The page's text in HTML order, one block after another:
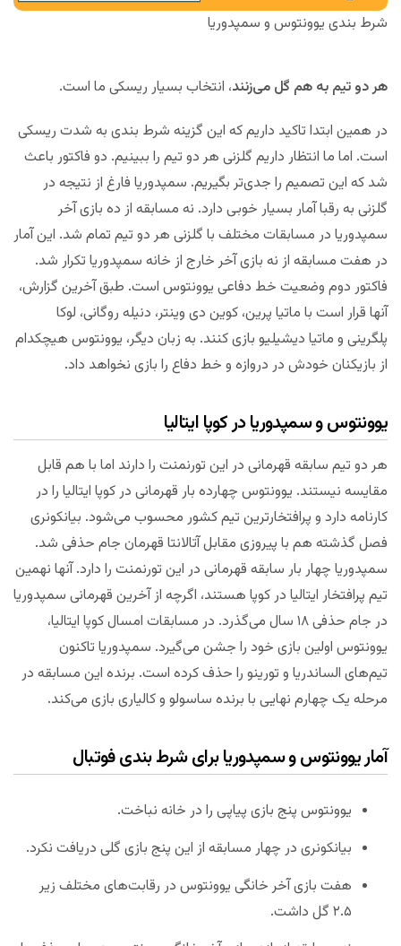
شرط بندی یوونتوس و سمپدوریا
هر دو تیم به هم گل می‌زنند، انتخاب بسیار ریسکی ما است.
در همین ابتدا تاکید داریم که این گزینه شرط بندی به شدت ریسکی
است. اما ما انتظار داریم گلزنی هر دو تیم را ببینیم. دو فاکتور باعث
شد که این تصمیم را جدی‌تر بگیریم. سمپدوریا فارغ از نتیجه در
گلزنی به رقبا آمار بسیار خوبی دارد. نه مسابقه از ده بازی آخر
سمپدوریا در مسابقات مختلف با گلزنی هر دو تیم تمام شد. این آمار
در هفت مسابقه از نه بازی آخر خارج از خانه سمپدوریا تکرار شد.
فاکتور دوم وضعیت خط دفاعی یوونتوس است. طبق آخرین گزارش،
آنها قرار است با ماتیا پرین، کوین دی وینتر، دنیله روگانی، لوکا
پلگرینی و ماتیا دیشیلیو بازی کنند. به زبان دیگر، یوونتوس هیچکدام
از بازیکنان خودش در دروازه و خط دفاع را بازی نخواهد داد.
یوونتوس و سمپدوریا در کوپا ایتالیا
هر دو تیم سابقه قهرمانی در این تورنمنت را دارند اما با هم قابل
مقایسه نیستند. یوونتوس چهارده بار قهرمانی در کوپا ایتالیا را در
کارنامه دارد و پرافتخارترین تیم کشور محسوب می‌شود. بیانکونری
فصل گذشته هم با پیروزی مقابل آتالانتا قهرمان جام حذفی شد.
سمپدوریا چهار بار سابقه قهرمانی در این تورنمنت را دارد. آنها نهمین
تیم پرافتخار ایتالیا در کوپا هستند، اگرچه از آخرین قهرمانی سمپدوریا
در جام حذفی ۱۸ سال می‌گذرد. در مسابقات امسال کوپا ایتالیا،
یوونتوس اولین بازی خود را جشن می‌گیرد. سمپدوریا تاکنون
تیم‌های الساندریا و تورینو را حذف کرده است. برنده این مسابقه در
مرحله یک چهارم نهایی با برنده ساسولو و کالیاری بازی می‌کند.
آمار یوونتوس و سمپدوریا برای شرط بندی فوتبال
یوونتوس پنج بازی پیاپی را در خانه نباخت.
بیانکونری در چهار مسابقه از این پنج بازی گلی دریافت نکرد.
هفت بازی آخر خانگی یوونتوس در رقابت‌های مختلف زیر
۲.۵ گل داشت.